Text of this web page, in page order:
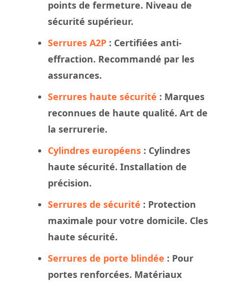
points de fermeture. Niveau de
sécurité supérieur.
Serrures A2P : Certifiées anti-
effraction. Recommandé par les
assurances.
Serrures haute sécurité : Marques
reconnues de haute qualité. Art de
la serrurerie.
Cylindres européens : Cylindres
haute sécurité. Installation de
précision.
Serrures de sécurité : Protection
maximale pour votre domicile. Cles
haute sécurité.
Serrures de porte blindée : Pour
portes renforcées. Matériaux